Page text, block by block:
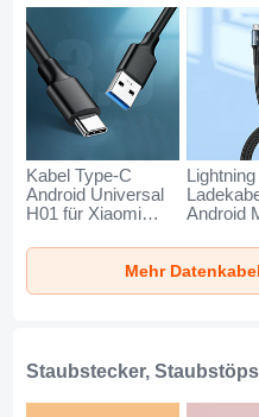
Kabel Type-C
Android Universal
H01 für Xiaomi
Dunkelgrau
Android
für
4X
Mehr
Staubstecker,